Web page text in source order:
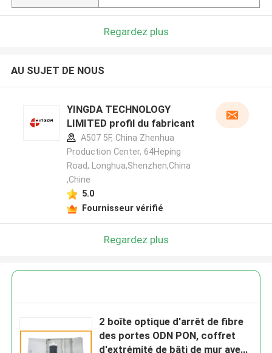
Regardez plus
AU SUJET DE NOUS
YINGDA TECHNOLOGY
LIMITED profil du fabricant
A507 5F, China Zhenhua
Production Center, 64Heping
Road, Longhua,Shenzhen,China
,Chine
5.0
Fournisseur vérifié
Regardez plus
2 boîte optique d'arrêt de fibre
des portes ODN PON, coffret
d'extrémité de bâti de mur avec